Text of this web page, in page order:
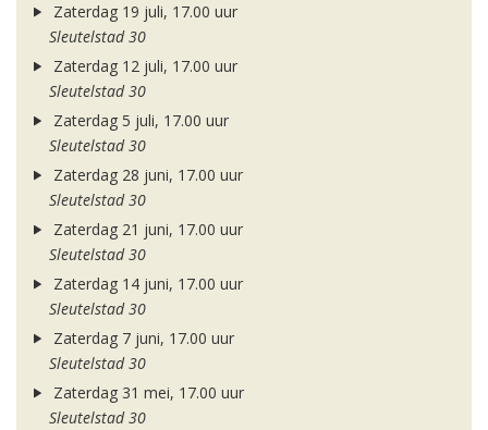
Zaterdag 19 juli, 17.00 uur
Sleutelstad 30
Zaterdag 12 juli, 17.00 uur
Sleutelstad 30
Zaterdag 5 juli, 17.00 uur
Sleutelstad 30
Zaterdag 28 juni, 17.00 uur
Sleutelstad 30
Zaterdag 21 juni, 17.00 uur
Sleutelstad 30
Zaterdag 14 juni, 17.00 uur
Sleutelstad 30
Zaterdag 7 juni, 17.00 uur
Sleutelstad 30
Zaterdag 31 mei, 17.00 uur
Sleutelstad 30